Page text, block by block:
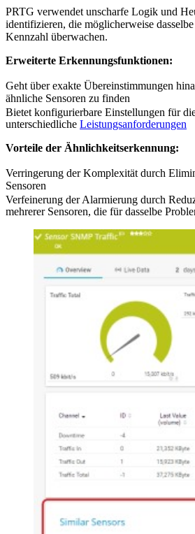
PRTG verwendet unscharfe Logik und
identifizieren, die möglicherweise
Kennzahl überwachen.
Erweiterte Erkennungsfunktionen:
Geht über exakte Übereinstimmungen
ähnliche Sensoren zu finden
Bietet konfigurierbare Einstellungen für
unterschiedliche Leistungsanforderungen
Vorteile der Ähnlichkeitserkennung:
Verringerung der Komplexität durch
Sensoren
Verfeinerung der Alarmierung durch
mehrerer Sensoren, die für dasselbe